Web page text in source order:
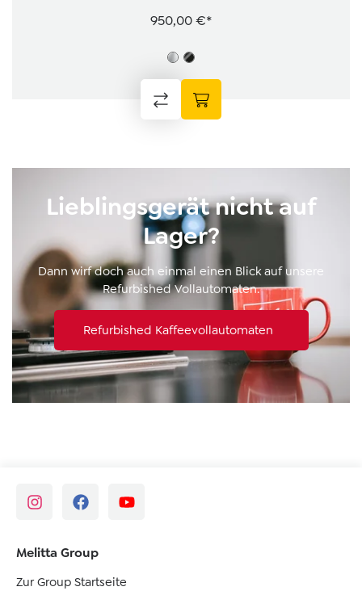
950,00 €*
Lieblingsgerät nicht auf
Lager?
Dann wirf doch auch einmal einen Blick auf unsere
Refurbished Vollautomaten.
Refurbished Kaffeevollautomaten
Melitta Group
Zur Group Startseite